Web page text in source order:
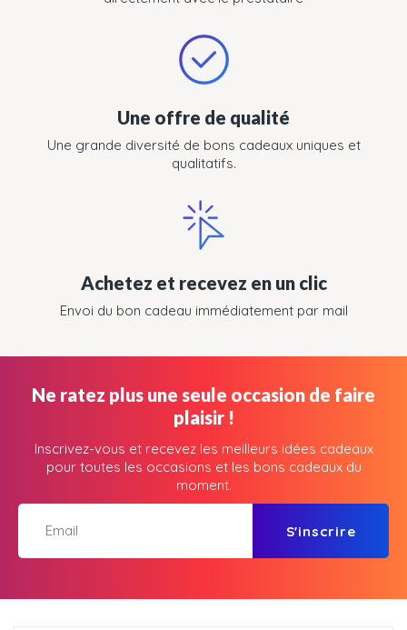
Une offre de qualité
Une grande diversité de bons cadeaux uniques et
qualitatifs.
Achetez et recevez en un clic
Envoi du bon cadeau immédiatement par mail
Ne ratez plus une seule occasion de faire
plaisir !
Inscrivez-vous et recevez les meilleurs idées cadeaux
pour toutes les occasions et les bons cadeaux du
moment.
S'inscrire